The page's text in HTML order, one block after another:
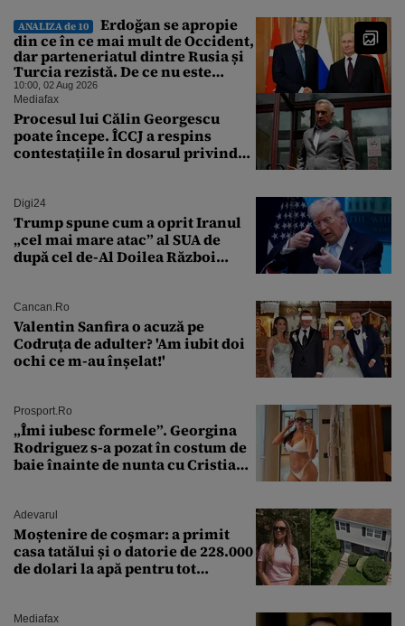
ANALIZA de 10
Erdoğan se apropie
din ce în ce mai mult de Occident,
dar parteneriatul dintre Rusia și
Turcia rezistă. De ce nu este
Moscova îngrijorată de
orientarea spre vest a Ankarei
10:00, 02 Aug 2026
Mediafax
Procesul lui Călin Georgescu
poate începe. ÎCCJ a respins
contestațiile în dosarul privind
Digi24
Trump spune cum a oprit Iranul
„cel mai mare atac” al SUA de
după cel de-Al Doilea Război
Cancan.ro
Valentin Sanfira o acuză pe
Codruța de adulter? 'Am iubit doi
ochi ce m-au înșelat!'
Prosport.ro
„Îmi iubesc formele”. Georgina
Rodriguez s-a pozat în costum de
baie înainte de nunta cu Cristiano
Adevarul
Moștenire de coșmar: a primit
casa tatălui și o datorie de 228.000
de dolari la apă pentru tot
Mediafax